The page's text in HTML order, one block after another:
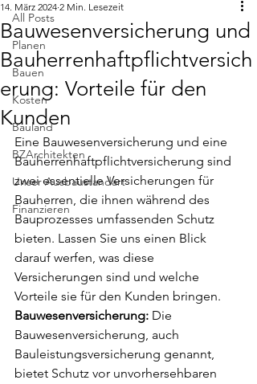
All Posts
Planen
Bauen
Kosten
Bauland
BZArchitekten
Unser Ausbaustandart
Finanzieren
Bauwesenversicherung und
Bauherrenhaftpflichtversich
erung: Vorteile für den
Kunden
14. März 2024 2 Min. Lesezeit
Eine Bauwesenversicherung und eine
Bauherrenhaftpflichtversicherung sind
zwei essentielle Versicherungen für
Bauherren, die ihnen während des
Bauprozesses umfassenden Schutz
bieten. Lassen Sie uns einen Blick
darauf werfen, was diese
Versicherungen sind und welche
Vorteile sie für den Kunden bringen.
Bauwesenversicherung: Die
Bauwesenversicherung, auch
Bauleistungsversicherung genannt,
bietet Schutz vor unvorhersehbaren